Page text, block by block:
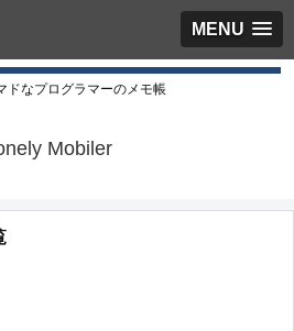
MENU
ドなプログラマーのメモ帳
Mobiler